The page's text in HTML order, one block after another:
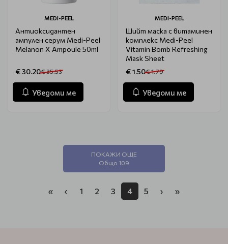
MEDI-PEEL
Антиоксидантен
ампулен серум Medi-Peel
Melanon X Ampoule 50ml
€ 30.20€ 35.53
Уведоми ме
MEDI-PEEL
Шийт маска с витаминен
комплекс Medi-Peel
Vitamin Bomb Refreshing
Mask Sheet
€ 1.50€ 1.79
Уведоми ме
ПОКАЖИ ОЩЕ
Общо 109
« ‹ 1 2 3 4 5 › »